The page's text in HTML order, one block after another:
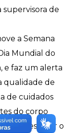
supervisora de
a Semana
Mundial do
e faz um alerta
qualidade de
de cuidados
do corpo
estimar o